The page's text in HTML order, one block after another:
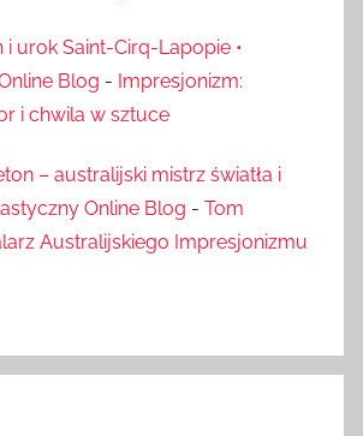
i urok Saint-Cirq-Lapopie •
Blog - Impresjonizm:
i chwila w sztuce
– australijski mistrz światła i
Online Blog - Tom
Australijskiego Impresjonizmu